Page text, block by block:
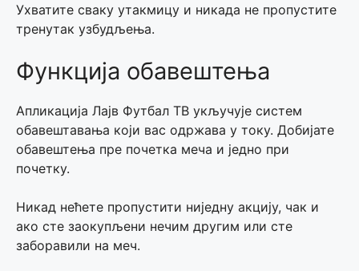
Ухватите сваку утакмицу и никада не пропустите
тренутак узбудљења.
Функција обавештења
Апликација Лајв Футбал ТВ укључује систем
обавештавања који вас одржава у току. Добијате
обавештења пре почетка меча и једно при
почетку.
Никад нећете пропустити ниједну акцију, чак и
ако сте заокупљени нечим другим или сте
заборавили на меч.